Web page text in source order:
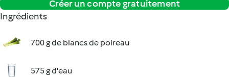
Créer un compte gratuitement
Ingrédients
700 g de blancs de poireau
575 g d'eau